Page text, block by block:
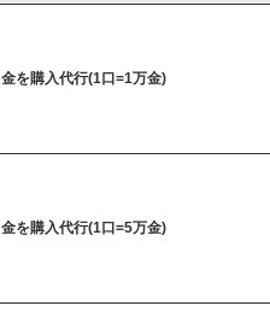
金を購入代行(1口=1万金)
金を購入代行(1口=5万金)